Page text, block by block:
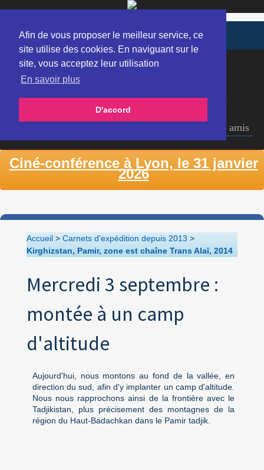
Afin de vous proposer le meilleur service, ce
site utilise des cookies. En naviguant sur le
site, vous acceptez leur utilisation
En savoir plus
D'accord
Accueil
Carnets d'expédition depuis 2013
Défi solidaire contre le cancer 2013-2015
Liens amis
Ciné-conférence à Lyon, le 31 janvier
2026
Accueil> Carnets d'expédition depuis 2013>
Kirghizstan, Pamir, zone est chaîne Trans Alaï, 2014
Mercredi 3 septembre :
montée à un camp
d'altitude
Aujourd'hui, nous montons au fond de la vallée, en
direction du sud, afin d'y implanter un camp d'altitude.
Nous nous rapprochons ainsi de la frontière avec le
Tadjikistan, plus précisement des montagnes de la
région du Haut-Badachkan dans le Pamir tadjik.